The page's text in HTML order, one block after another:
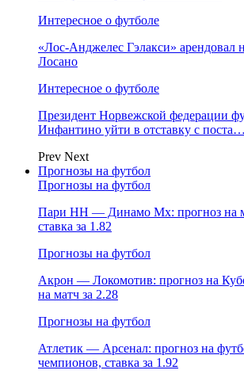
Интересное о футболе
«Лос‑Анджелес Гэлакси» арендовал
Лосано
Интересное о футболе
Президент Норвежской федерации
Инфантино уйти в отставку с поста…
Prev Next
Прогнозы на футбол
Прогнозы на футбол
Пари НН — Динамо Мх: прогноз на
ставка за 1.82
Прогнозы на футбол
Акрон — Локомотив: прогноз на
на матч за 2.28
Прогнозы на футбол
Атлетик — Арсенал: прогноз на
чемпионов, ставка за 1.92